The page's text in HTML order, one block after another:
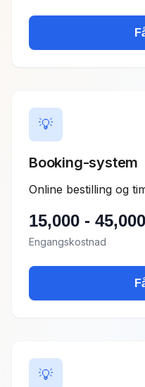
💡
Booking-system
Online bestilling og
15,000 - 45,000
Engangskostnad
💡